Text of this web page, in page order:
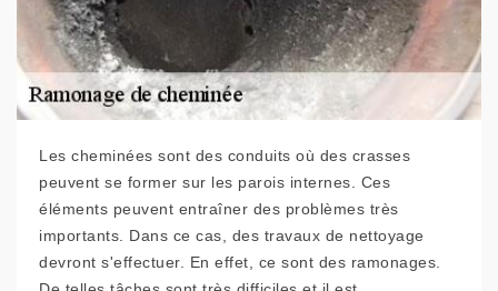
Les cheminées sont des conduits où des crasses
peuvent se former sur les parois internes. Ces
éléments peuvent entraîner des problèmes très
importants. Dans ce cas, des travaux de nettoyage
devront s'effectuer. En effet, ce sont des ramonages.